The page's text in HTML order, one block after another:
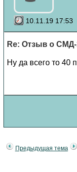
10.11.19 17:53
Re: Отзыв о
Ну да всего то 40
Предыдущая тема